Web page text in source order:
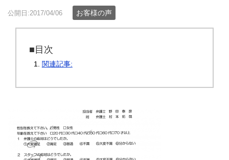
公開日:2017/04/06 お客様の声
■目次
関連記事: